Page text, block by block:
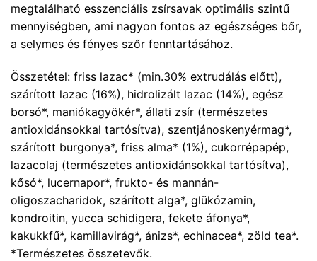
megtalálható esszenciális zsírsavak optimális szintű
mennyiségben, ami nagyon fontos az egészséges bőr,
a selymes és fényes szőr fenntartásához.
Összetétel: friss lazac* (min.30% extrudálás előtt),
szárított lazac (16%), hidrolizált lazac (14%), egész
borsó*, maniókagyökér*, állati zsír (természetes
antioxidánsokkal tartósítva), szentjánoskenyérmag*,
szárított burgonya*, friss alma* (1%), cukorrépapép,
lazacolaj (természetes antioxidánsokkal tartósítva),
kősó*, lucernapor*, frukto- és mannán-
oligoszacharidok, szárított alga*, glükózamin,
kondroitin, yucca schidigera, fekete áfonya*,
kakukkfű*, kamillavirág*, ánizs*, echinacea*, zöld tea*.
*Természetes összetevők.